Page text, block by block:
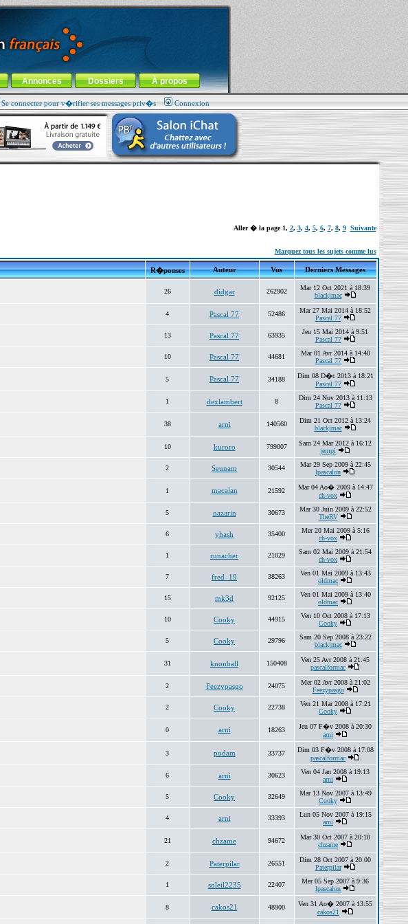
Annonces Dossiers À propos
Se connecter pour v�rifier ses messages priv�s Connexion
Aller � la page 1, 2, 3, 4, 5, 6, 7, 8, 9 Suivante
Marquez tous les sujets comme lus
R�ponses Auteur Vus Derniers Messages
26 didgar 262902
Mar 12 Oct 2021 à 18:39
blackjmac
4 Pascal 77 52486
Mar 27 Mai 2014 à 18:52
Pascal 77
13 Pascal 77 63935
Jeu 15 Mai 2014 à 9:51
Pascal 77
10 Pascal 77 44681
Mar 01 Avr 2014 à 14:40
Pascal 77
5 Pascal 77 34188
Dim 08 D�c 2013 à 18:21
Pascal 77
1 dexlambert 8
Dim 24 Nov 2013 à 11:13
Pascal 77
38 arni 140560
Dim 21 Oct 2012 à 13:24
blackjmac
10 kuroro 799007
Sam 24 Mar 2012 à 16:12
jempi
2 Seunam 30544
Mar 29 Sep 2009 à 22:45
lpascalon
1 macalan 21592
Mar 04 Ao� 2009 à 14:47
ch-vox
5 nazarin 30673
Mar 30 Juin 2009 à 22:52
TheRV
6 yhash 35400
Mer 20 Mai 2009 à 5:16
ch-vox
1 runacher 21029
Sam 02 Mai 2009 à 21:54
ch-vox
7 fred_19 38263
Ven 01 Mai 2009 à 13:43
oldmac
15 mk3d 92125
Ven 01 Mai 2009 à 13:40
oldmac
10 Cooky 44915
Ven 10 Oct 2008 à 17:13
Cooky
5 Cooky 29796
Sam 20 Sep 2008 à 23:22
blackjmac
31 knonball 150408
Ven 25 Avr 2008 à 21:45
pascalformac
2 Feezypasgo 24075
Mer 02 Avr 2008 à 21:02
Feezypasgo
2 Cooky 22738
Ven 21 Mar 2008 à 17:21
Cooky
0 arni 18263
Jeu 07 F�v 2008 à 20:30
arni
3 podam 33737
Dim 03 F�v 2008 à 17:08
pascalformac
6 arni 30623
Ven 04 Jan 2008 à 19:13
arni
5 Cooky 32649
Mar 13 Nov 2007 à 13:49
Cooky
4 arni 33393
Lun 05 Nov 2007 à 19:15
arni
21 chzame 94672
Mar 30 Oct 2007 à 20:10
chzame
2 Paterpilar 26551
Dim 28 Oct 2007 à 20:00
Paterpilar
1 soleil2235 22407
Mer 05 Sep 2007 à 9:36
lpascalon
8 cakos21 48900
Ven 31 Ao� 2007 à 13:55
cakos21